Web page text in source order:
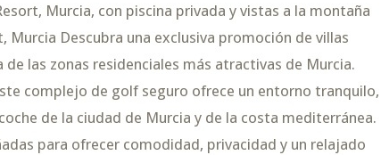
Murcia, con piscina privada y vistas a la montaña
Descubra una exclusiva promoción de villas
las zonas residenciales más atractivas de Murcia.
complejo de golf seguro ofrece un entorno tranquilo,
de la ciudad de Murcia y de la costa mediterránea.
para ofrecer comodidad, privacidad y un relajado